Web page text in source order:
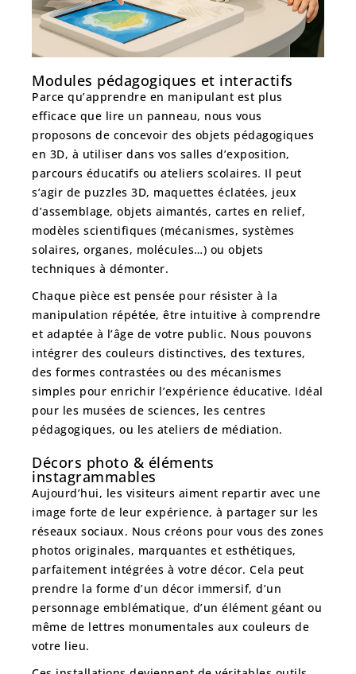
Modules pédagogiques et interactifs
Parce qu’apprendre en manipulant est plus
efficace que lire un panneau, nous vous
proposons de concevoir des objets pédagogiques
en 3D, à utiliser dans vos salles d’exposition,
parcours éducatifs ou ateliers scolaires. Il peut
s’agir de puzzles 3D, maquettes éclatées, jeux
d’assemblage, objets aimantés, cartes en relief,
modèles scientifiques (mécanismes, systèmes
solaires, organes, molécules…) ou objets
techniques à démonter.
Chaque pièce est pensée pour résister à la
manipulation répétée, être intuitive à comprendre
et adaptée à l’âge de votre public. Nous pouvons
intégrer des couleurs distinctives, des textures,
des formes contrastées ou des mécanismes
simples pour enrichir l’expérience éducative. Idéal
pour les musées de sciences, les centres
pédagogiques, ou les ateliers de médiation.
Décors photo & éléments
instagrammables
Aujourd’hui, les visiteurs aiment repartir avec une
image forte de leur expérience, à partager sur les
réseaux sociaux. Nous créons pour vous des zones
photos originales, marquantes et esthétiques,
parfaitement intégrées à votre décor. Cela peut
prendre la forme d’un décor immersif, d’un
personnage emblématique, d’un élément géant ou
même de lettres monumentales aux couleurs de
votre lieu.